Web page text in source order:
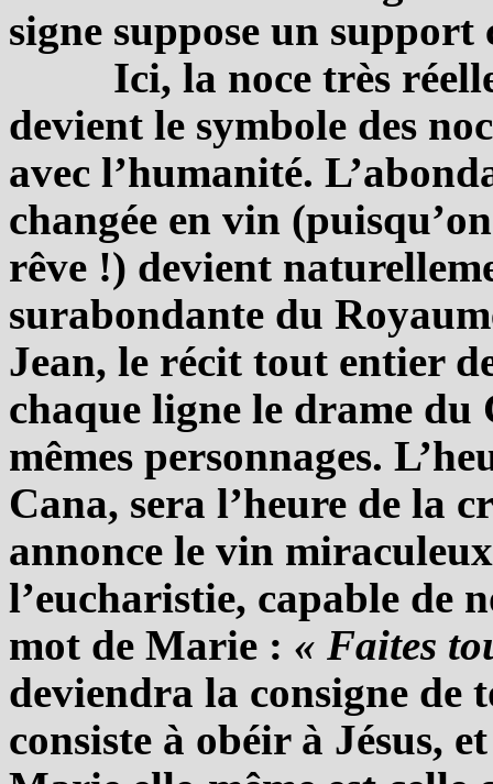
signe suppose un
Ici, la noce très
devient le symbole des
avec l’humanité.
changée en vin
rêve !) devient
surabondante du
Jean, le récit tout entier
chaque ligne le drame
mêmes personnages.
Cana, sera l’heure de la
annonce le vin
l’eucharistie, capable de
mot de Marie : « Faites
deviendra la consigne de
consiste à obéir à Jésus,